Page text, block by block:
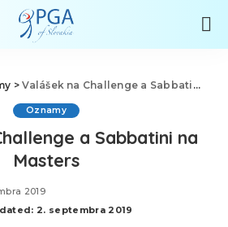
>Valášek na Challenge a Sabbatini na Masters
Oznamy
a Sabbatini na
Masters
2019
2. septembra 2019